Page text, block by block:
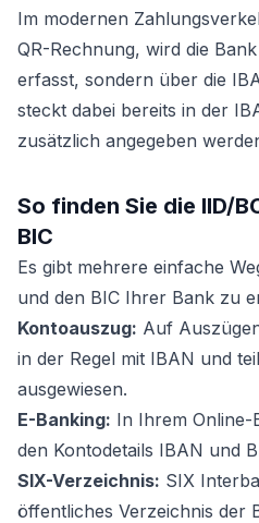
Im modernen
QR-Rechnung, wird die
erfasst, sondern über die
steckt dabei bereits in der
zusätzlich angegeben
So finden Sie die IID/
BIC
Es gibt mehrere einfache
und den BIC Ihrer Bank zu
Kontoauszug: Auf
in der Regel mit IBAN und
ausgewiesen.
E-Banking: In Ihrem Online-
den Kontodetails IBAN und
SIX-Verzeichnis: SIX
öffentliches Verzeichnis der